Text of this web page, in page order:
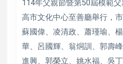
114年父親節暨第50屆模範
高市文化中心至善廳舉行，
蘇國偉、凌清政、蕭瑾瑜、
華、呂國輝、翁烔訓、郭壽
進興、郭榮立、姚水福、吳